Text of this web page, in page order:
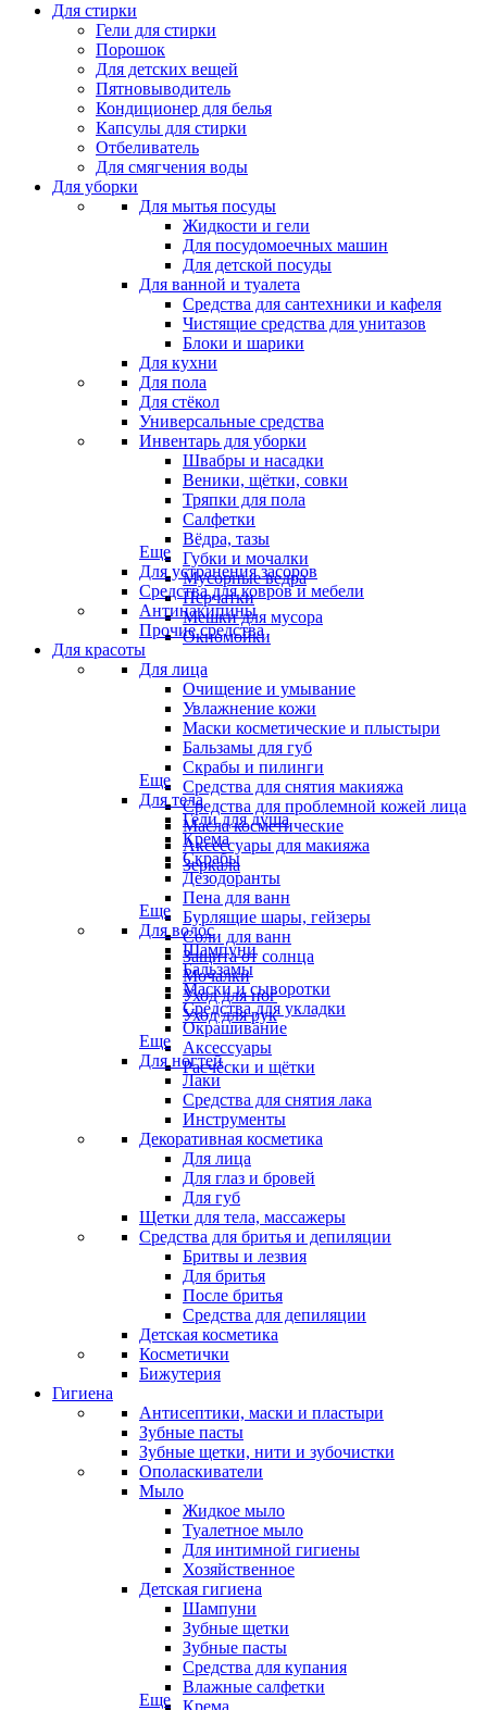
Для стирки
Гели для стирки
Порошок
Для детских вещей
Пятновыводитель
Кондиционер для белья
Капсулы для стирки
Отбеливатель
Для смягчения воды
Для уборки
Для мытья посуды
Жидкости и гели
Для посудомоечных машин
Для детской посуды
Для ванной и туалета
Средства для сантехники и кафеля
Чистящие средства для унитазов
Блоки и шарики
Для кухни
Для пола
Для стёкол
Универсальные средства
Инвентарь для уборки
Швабры и насадки
Веники, щётки, совки
Тряпки для пола
Салфетки
Вёдра, тазы
Губки и мочалки
Мусорные ведра
Перчатки
Мешки для мусора
Окномойки
Еще
Для устранения засоров
Средства для ковров и мебели
Антинакипины
Прочие средства
Для красоты
Для лица
Очищение и умывание
Увлажнение кожи
Маски косметические и плыстыри
Бальзамы для губ
Скрабы и пилинги
Средства для снятия макияжа
Средства для проблемной кожей лица
Масла косметические
Аксессуары для макияжа
Зеркала
Еще
Для тела
Гели для душа
Крема
Скрабы
Дезодоранты
Пена для ванн
Бурлящие шары, гейзеры
Соли для ванн
Защита от солнца
Мочалки
Уход для ног
Уход для рук
Еще
Для волос
Шампуни
Бальзамы
Маски и сыворотки
Средства для укладки
Окрашивание
Аксессуары
Расчёски и щётки
Еще
Для ногтей
Лаки
Средства для снятия лака
Инструменты
Декоративная косметика
Для лица
Для глаз и бровей
Для губ
Щетки для тела, массажеры
Средства для бритья и депиляции
Бритвы и лезвия
Для бритья
После бритья
Средства для депиляции
Детская косметика
Косметички
Бижутерия
Гигиена
Антисептики, маски и пластыри
Зубные пасты
Зубные щетки, нити и зубочистки
Ополаскиватели
Мыло
Жидкое мыло
Туалетное мыло
Для интимной гигиены
Хозяйственное
Детская гигиена
Шампуни
Зубные щетки
Зубные пасты
Средства для купания
Влажные салфетки
Крема
Еще